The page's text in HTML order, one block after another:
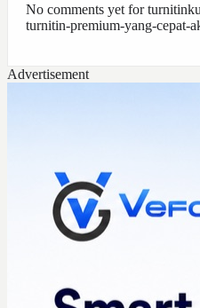
No comments yet for
turnitin-premium-yang-cepat-
Advertisement